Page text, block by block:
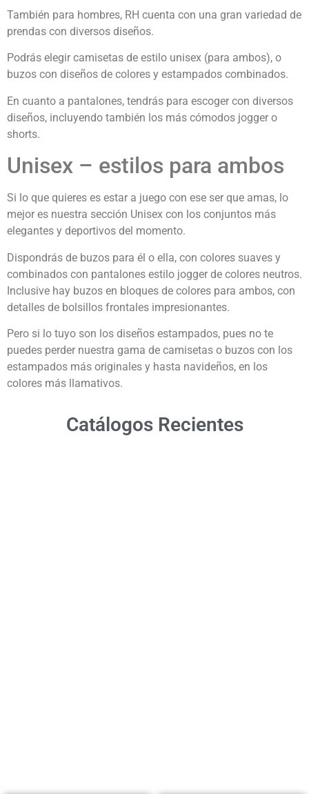
También para hombres, RH cuenta con una gran variedad de
prendas con diversos diseños.
Podrás elegir camisetas de estilo unisex (para ambos), o
buzos con diseños de colores y estampados combinados.
En cuanto a pantalones, tendrás para escoger con diversos
diseños, incluyendo también los más cómodos jogger o
shorts.
Unisex – estilos para ambos
Si lo que quieres es estar a juego con ese ser que amas, lo
mejor es nuestra sección Unisex con los conjuntos más
elegantes y deportivos del momento.
Dispondrás de buzos para él o ella, con colores suaves y
combinados con pantalones estilo jogger de colores neutros.
Inclusive hay buzos en bloques de colores para ambos, con
detalles de bolsillos frontales impresionantes.
Pero si lo tuyo son los diseños estampados, pues no te
puedes perder nuestra gama de camisetas o buzos con los
estampados más originales y hasta navideños, en los
colores más llamativos.
Catálogos Recientes